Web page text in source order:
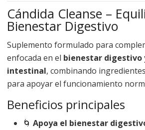
Cándida Cleanse –
Bienestar Digestivo
Suplemento formulado para
enfocada en el bienestar digestivo
intestinal, combinando
para apoyar el funcionamiento
Beneficios principales
🌀 Apoya el bienestar